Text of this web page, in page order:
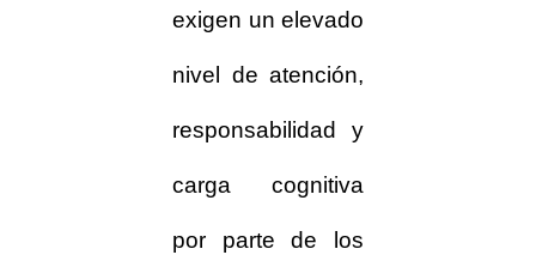
exigen un elevado
nivel de atención,
responsabilidad y
carga cognitiva
por parte de los